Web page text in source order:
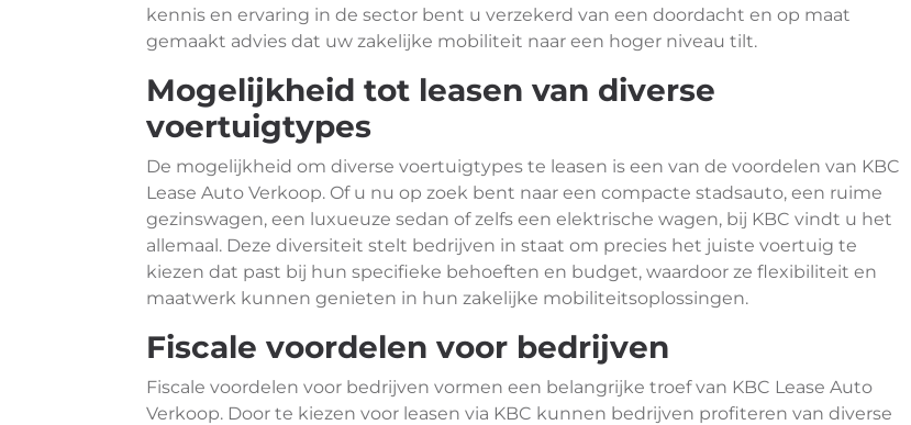
kennis en ervaring in de sector bent u verzekerd van een doordacht en op maat
gemaakt advies dat uw zakelijke mobiliteit naar een hoger niveau tilt.
Mogelijkheid tot leasen van diverse
voertuigtypes
De mogelijkheid om diverse voertuigtypes te leasen is een van de voordelen van KBC
Lease Auto Verkoop. Of u nu op zoek bent naar een compacte stadsauto, een ruime
gezinswagen, een luxueuze sedan of zelfs een elektrische wagen, bij KBC vindt u het
allemaal. Deze diversiteit stelt bedrijven in staat om precies het juiste voertuig te
kiezen dat past bij hun specifieke behoeften en budget, waardoor ze flexibiliteit en
maatwerk kunnen genieten in hun zakelijke mobiliteitsoplossingen.
Fiscale voordelen voor bedrijven
Fiscale voordelen voor bedrijven vormen een belangrijke troef van KBC Lease Auto
Verkoop. Door te kiezen voor leasen via KBC kunnen bedrijven profiteren van diverse